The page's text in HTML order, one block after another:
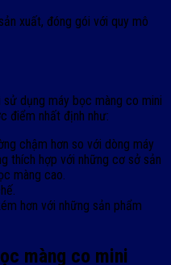
xuất, đóng gói với quy mô
dụng máy bọc màng co mini
điểm nhất định như:
chậm hơn so với dòng máy
thích hợp với những cơ sở sản
màng cao.
hơn với những sản phẩm
màng co mini